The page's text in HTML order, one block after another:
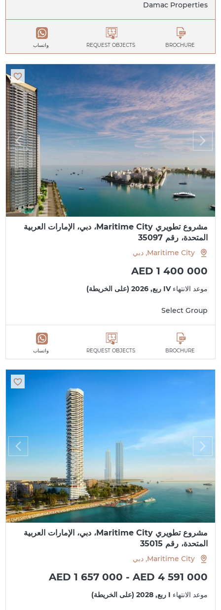
Damac Properties
BROCHURE
REQUEST OBJECTS واتساب
مشروع تطويري Maritime City، دبي، الإمارات العربية
المتحدة، رقم 35097
Maritime City, دبي
AED 1 400 000
موعد الانتهاءIV ربع, 2026 (على الخريطة)
Select Group
BROCHURE
REQUEST OBJECTS واتساب
مشروع تطويري Maritime City، دبي، الإمارات العربية
المتحدة، رقم 35015
Maritime City, دبي
AED 1 657 000 - AED 4 591 000
موعد الانتهاء I ربع, 2028 (على الخريطة)